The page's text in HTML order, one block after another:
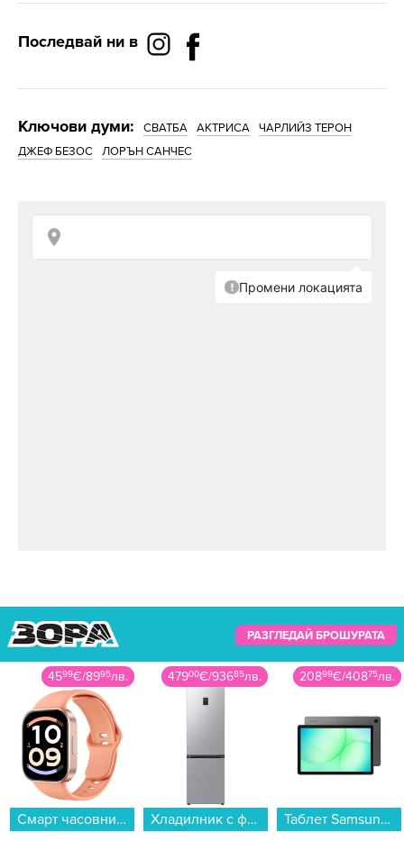
Последвай ни в
Ключови думи: СВАТБА АКТРИСА
ЧАРЛИЙЗ ТЕРОН
ДЖЕФ БЕЗОС
ЛОРЪН САНЧЕС
РАЗГЛЕДАЙ БРОШУРАТА
4599€/8995лв.
Смарт часовник Xiaomi REDMI WATCH 6 ACTIVE ORANGE BHR09CYGL , 1.85...
47900€/93685лв.
Хладилник с фризер Samsung RB34C670ESA/EF , 344 l, E , No Frost , Инокс...
20899€/40875лв.
Таблет Samsung GALAXY TAB A11+ WIFI GRAY 128/6GB SM-X230NZAR , 128 GB, 6 GB...